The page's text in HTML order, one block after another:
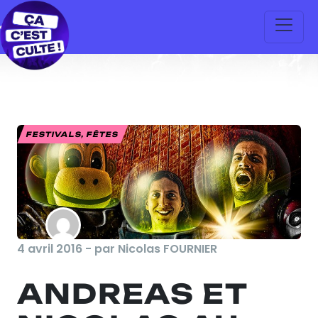
FESTIVALS, FÊTES
4 avril 2016 - par Nicolas FOURNIER
ANDREAS ET